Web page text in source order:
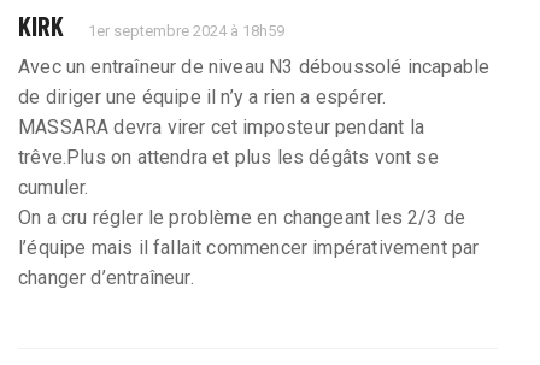
KIRK 1er septembre 2024 à 18h59
Avec un entraîneur de niveau N3 déboussolé incapable
de diriger une équipe il n’y a rien a espérer.
MASSARA devra virer cet imposteur pendant la
trêve.Plus on attendra et plus les dégâts vont se
cumuler.
On a cru régler le problème en changeant les 2/3 de
l’équipe mais il fallait commencer impérativement par
changer d’entraîneur.